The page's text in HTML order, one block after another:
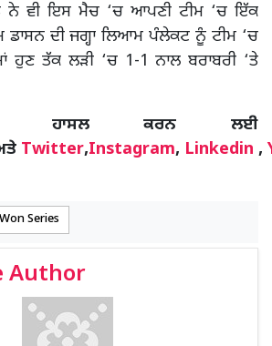
ਨੇ ਵੀ ਇਸ ਮੈਚ ‘ਚ ਆਪਣੀ ਟੀਮ ‘ਚ ਇੱਕ
ਡਾਸਨ ਦੀ ਜਗ੍ਹਾ ਲਿਆਮ ਪੰਲੇਕਟ ਨੂੰ ਟੀਮ ‘ਚ
ਹੁਣ ਤੱਕ ਲੜੀ ‘ਚ 1-1 ਨਾਲ ਬਰਾਬਰੀ ‘ਤੇ
ਕਰਨ ਲਈ
Twitter,Instagram, Linkedin ,
Series
Author